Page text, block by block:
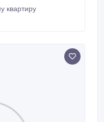
оплату-
квартиру